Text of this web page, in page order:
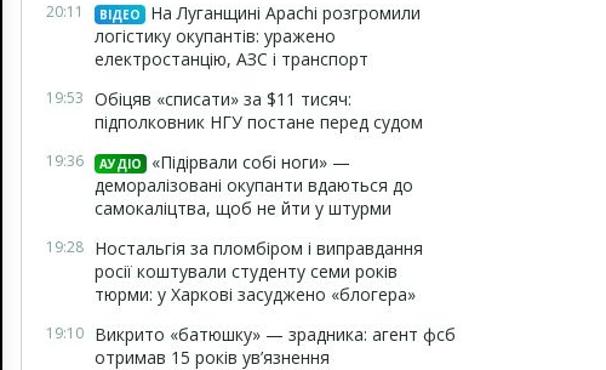
20:11 ВІДЕО
На Луганщині Apachi розгромили
логістику окупантів: уражено
електростанцію, АЗС і транспорт
19:53 Обіцяв «списати» за $11 тисяч:
підполковник НГУ постане перед судом
19:36 АУДІО
«Підірвали собі ноги» —
деморалізовані окупанти вдаються до
самокаліцтва, щоб не йти у штурми
19:28 Ностальгія за пломбіром і виправдання
росії коштували студенту семи років
тюрми: у Харкові засуджено «блогера»
19:10 Викрито «батюшку» — зрадника: агент фсб
отримав 15 років ув’язнення